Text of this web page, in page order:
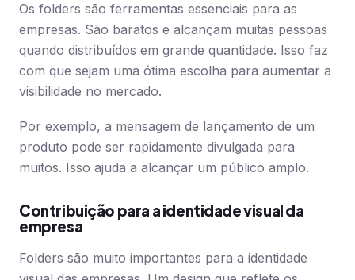
Os folders são ferramentas essenciais para as
empresas. São baratos e alcançam muitas pessoas
quando distribuídos em grande quantidade. Isso faz
com que sejam uma ótima escolha para aumentar a
visibilidade no mercado.
Por exemplo, a mensagem de lançamento de um
produto pode ser rapidamente divulgada para
muitos. Isso ajuda a alcançar um público amplo.
Contribuição para a identidade visual da
empresa
Folders são muito importantes para a identidade